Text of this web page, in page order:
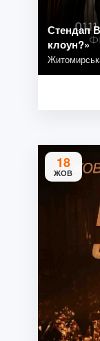
Стендап
клоун?»
18
ЖОВ